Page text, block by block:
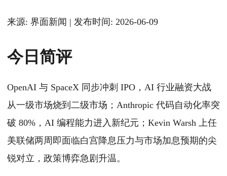
来源: 界面新闻 | 发布时间: 2026-06-09
今日简评
OpenAI 与 SpaceX 同步冲刺 IPO，AI 行业融资大战
从一级市场烧到二级市场；Anthropic 代码自动化率突
破 80%，AI 编程能力进入新纪元；Kevin Warsh 上任
美联储两周即面临白宫降息压力与市场加息预期的尖
锐对立，政策博弈急剧升温。